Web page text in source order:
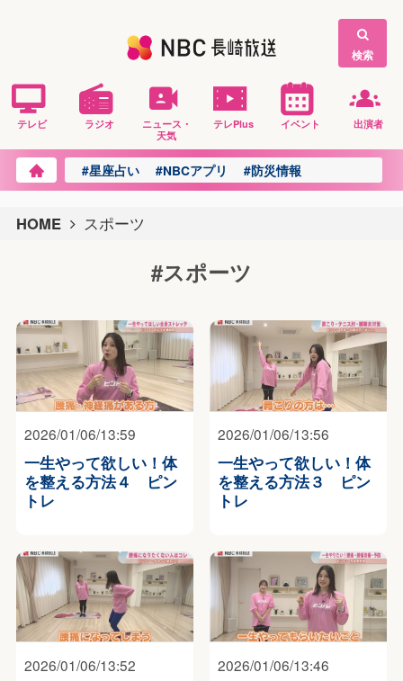
検索
テレビ ラジオ
ニュース・
天気
テレPlus イベント 出演者
#星座占い #NBCアプリ #防災情報
HOME スポーツ
#スポーツ
2026/01/06/13:59
一生やって欲しい！体
を整える方法４ ピン
トレ
2026/01/06/13:56
一生やって欲しい！体
を整える方法３ ピン
トレ
2026/01/06/13:52 2026/01/06/13:46